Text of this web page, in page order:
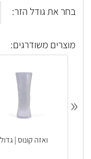
בחר את גודל הזר:
מוצרים משודרגים:
ואזה קונוס | גדול
«